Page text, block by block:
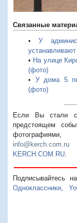
Связанные
•У
• На улице
(фото)
• У дома 5 по
(фото)
Если Вы стали
предстоящем
фотографиями,
info@kerch.com.ru
KERCH.COM.RU.
Подписывайтесь
Одноклассники,